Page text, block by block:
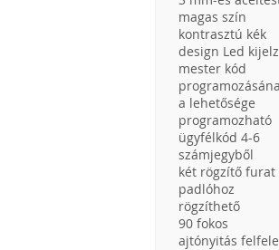
magas szín
kontrasztú kék
design Led
mester kód
a lehetősége
programozható
ügyfélkód 4-6
számjegyből
két rögzítő furat
padlóhoz
rögzíthető
90 fokos
ajtónyitás felfele